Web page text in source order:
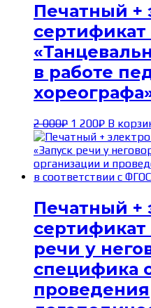
Печатный +
сертификат
в работе
2 000₽
цена
составляла
2 000₽.
1 200₽Текущая
цена:
1 200₽.
В
Печатный +
сертификат
речи у
специфика
проведения